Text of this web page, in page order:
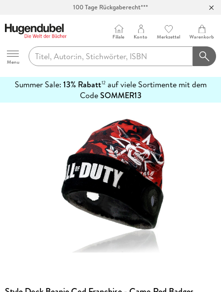
100 Tage Rückgaberecht***
Hugendubel
Menu
Filiale Konto Merkzettel Warenkorb
Summer Sale: 13% Rabatt12auf viele Sortimente mit dem
CodeSOMMER13
erfahren